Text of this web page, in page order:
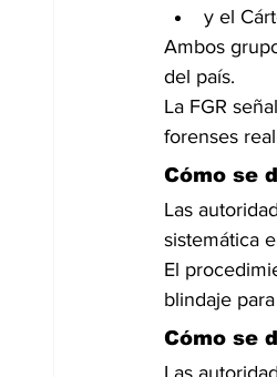
y el
Ambos
del país.
La FGR
forenses
Cómo se
Las
sistemática
El
blindaje
Cómo se